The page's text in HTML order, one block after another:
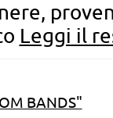
Leggi il
BANDS"